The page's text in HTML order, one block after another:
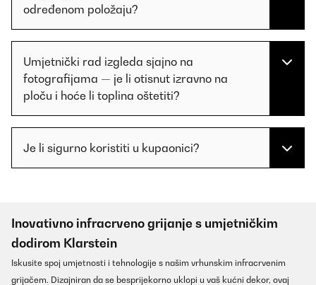
određenom položaju?
Umjetnički rad izgleda sjajno na
fotografijama — je li otisnut izravno na
ploču i hoće li toplina oštetiti?
Je li sigurno koristiti u kupaonici?
Inovativno infracrveno grijanje s umjetničkim
dodirom Klarstein
Iskusite spoj umjetnosti i tehnologije s našim vrhunskim infracrvenim
grijačem. Dizajniran da se besprijekorno uklopi u vaš kućni dekor, ovaj